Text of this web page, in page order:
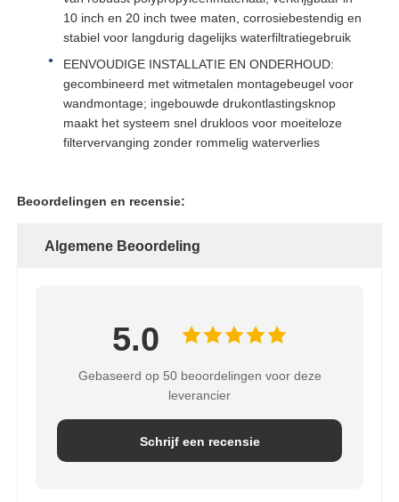
Het Drukvat van FRP
Waterverzachter zoutwaterreservoir
Filtercontroleaansluiting
Stroommeter
10 inch en 20 inch twee maten, corrosiebestendig en
stabiel voor langdurig dagelijks waterfiltratiegebruik
EENVOUDIGE INSTALLATIE EN ONDERHOUD:
gecombineerd met witmetalen montagebeugel voor
wandmontage; ingebouwde drukontlastingsknop
maakt het systeem snel drukloos voor moeiteloze
filtervervanging zonder rommelig waterverlies
Beoordelingen en recensie:
Algemene Beoordeling
5.0
Gebaseerd op 50 beoordelingen voor deze
leverancier
Schrijf een recensie